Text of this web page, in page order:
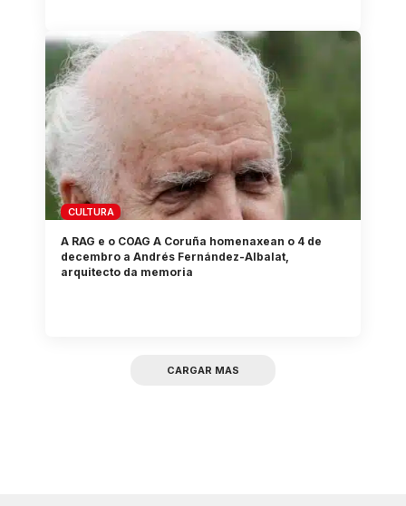
CULTURA
A RAG e o COAG A Coruña homenaxean o 4 de
decembro a Andrés Fernández-Albalat,
arquitecto da memoria
CARGAR MAS